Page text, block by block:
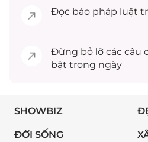
Đọc báo pháp luật
Đừng bỏ lỡ các câu
bật trong ngày
SHOWBIZ
ĐỜI SỐNG